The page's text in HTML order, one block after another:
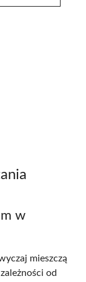
w
mieszczą
od